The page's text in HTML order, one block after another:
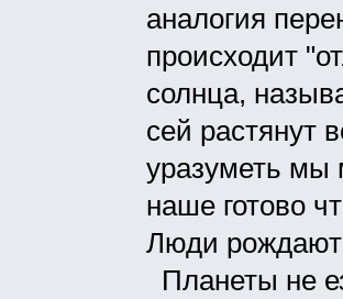
аналогия
происходит
солнца,
сей растянут
уразуметь
наше готово
Люди
Планеты не